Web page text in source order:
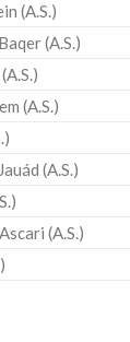
(A.S.)
(A.S.)
(A.S.)
(A.S.)
(A.S.)